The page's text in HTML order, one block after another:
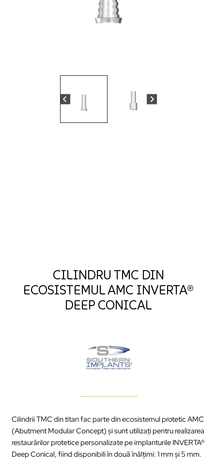
CILINDRU TMC DIN
ECOSISTEMUL AMC INVERTA®
DEEP CONICAL
Cilindrii TMC din titan fac parte din ecosistemul protetic AMC
(Abutment Modular Concept) și sunt utilizați pentru realizarea
restaurărilor protetice personalizate peimplanturile INVERTA®
Deep Conical, fiind disponibiliîndouă înălțimi: 1 mm și 5 mm.